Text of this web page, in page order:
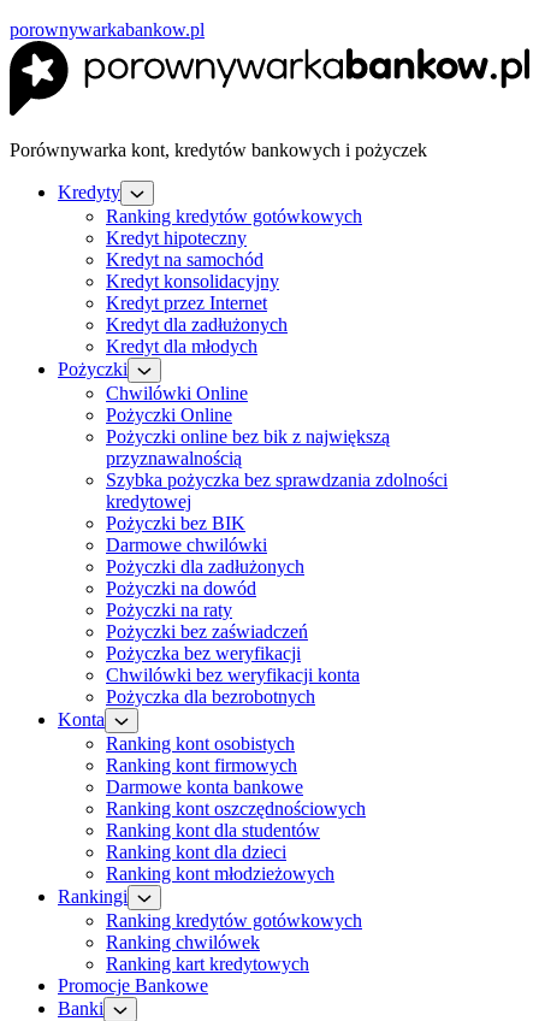
porownywarkabankow.pl
Porównywarka kont, kredytów bankowych i pożyczek
Kredyty
Ranking kredytów gotówkowych
Kredyt hipoteczny
Kredyt na samochód
Kredyt konsolidacyjny
Kredyt przez Internet
Kredyt dla zadłużonych
Kredyt dla młodych
Pożyczki
Chwilówki Online
Pożyczki Online
Pożyczki online bez bik z największą
przyznawalnością
Szybka pożyczka bez sprawdzania zdolności
kredytowej
Pożyczki bez BIK
Darmowe chwilówki
Pożyczki dla zadłużonych
Pożyczki na dowód
Pożyczki na raty
Pożyczki bez zaświadczeń
Pożyczka bez weryfikacji
Chwilówki bez weryfikacji konta
Pożyczka dla bezrobotnych
Konta
Ranking kont osobistych
Ranking kont firmowych
Darmowe konta bankowe
Ranking kont oszczędnościowych
Ranking kont dla studentów
Ranking kont dla dzieci
Ranking kont młodzieżowych
Rankingi
Ranking kredytów gotówkowych
Ranking chwilówek
Ranking kart kredytowych
Promocje Bankowe
Banki